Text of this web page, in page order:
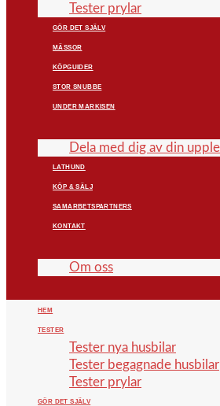
Tester prylar
GÖR DET SJÄLV
MÄSSOR
KÖPGUIDER
STOR SNUBBE
UNDER MARKISEN
Dela med dig av din
LATHUND
KÖP & SÄLJ
SAMARBETSPARTNERS
KONTAKT
Om oss
HEM
TESTER
Tester nya husbilar
Tester begagnade husbilar
Tester prylar
GÖR DET SJÄLV